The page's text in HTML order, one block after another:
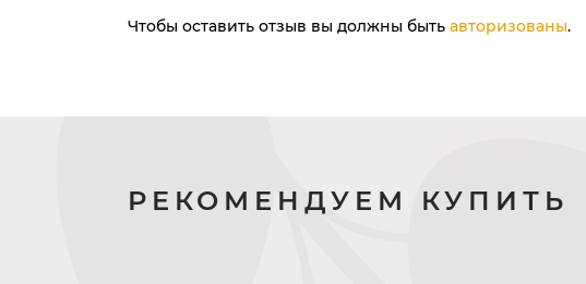
Чтобы оставить отзыв вы должны быть авторизованы.
РЕКОМЕНДУЕМ КУПИТЬ